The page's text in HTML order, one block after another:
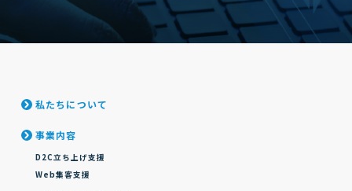
私たちについて
事業内容
D2C立ち上げ支援
Web集客支援